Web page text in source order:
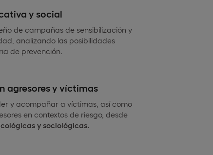
y social
de campañas de sensibilización y
analizando las posibilidades
de prevención.
agresores y víctimas
y acompañar a víctimas, así como
en contextos de riesgo, desde
y sociológicas.